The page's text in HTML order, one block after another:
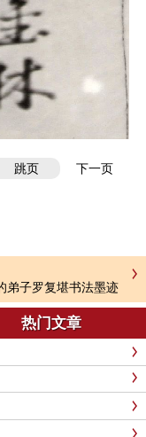
跳页 下一页
弟子罗复堪书法墨迹
热门文章